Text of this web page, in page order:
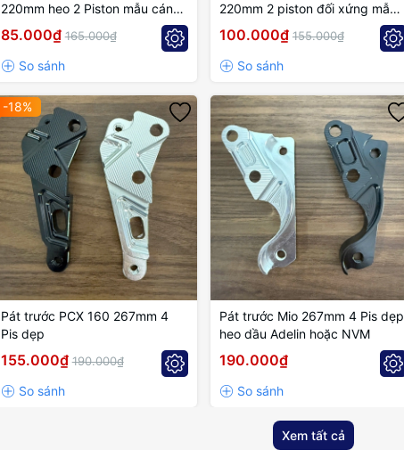
220mm heo 2 Piston mẫu cánh
gió
85.000₫ 165.000₫
220mm 2 piston đối xứng mẫu
cánh gió
100.000₫ 155.000₫
-18%
Pát trước PCX 160 267mm 4
Pis dẹp
155.000₫ 190.000₫
Pát trước Mio 267mm 4 Pis dẹp
heo dầu Adelin hoặc NVM
190.000₫
Xem tất cả